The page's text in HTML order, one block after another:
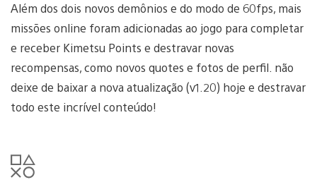
Além dos dois novos demônios e do modo de 60fps, mais
missões online foram adicionadas ao jogo para completar
e receber Kimetsu Points e destravar novas
recompensas, como novos quotes e fotos de perfil. não
deixe de baixar a nova atualização (v1.20) hoje e destravar
todo este incrível conteúdo!